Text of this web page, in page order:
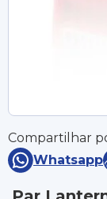
Compartilhar
Whatsapp